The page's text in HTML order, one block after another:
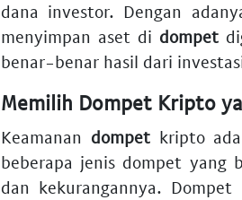
dana investor. Dengan
menyimpan aset di dompet
benar-benar hasil dari
Memilih Dompet Kripto
Keamanan dompetkripto
beberapa jenis dompet yang
dan kekurangannya. Dompet